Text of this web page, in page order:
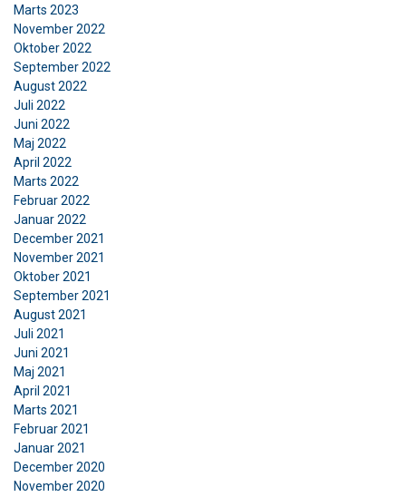
Marts 2023
November 2022
Oktober 2022
September 2022
August 2022
Juli 2022
Juni 2022
Maj 2022
April 2022
Marts 2022
Februar 2022
Januar 2022
December 2021
November 2021
Oktober 2021
September 2021
August 2021
Juli 2021
Juni 2021
Maj 2021
April 2021
Marts 2021
Februar 2021
Januar 2021
December 2020
November 2020
VIS DETALJER